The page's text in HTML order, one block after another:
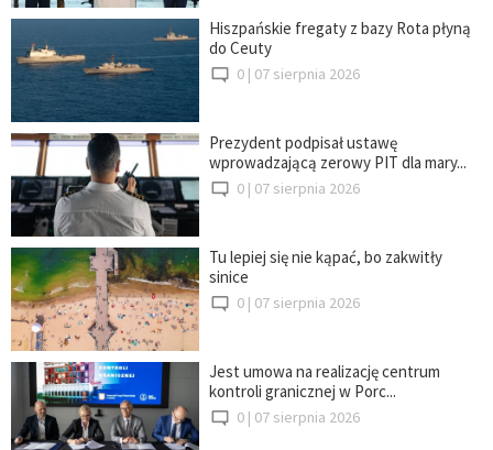
Hiszpańskie fregaty z bazy Rota płyną
do Ceuty
0 | 07 sierpnia 2026
Prezydent podpisał ustawę
wprowadzającą zerowy PIT dla mary...
0 | 07 sierpnia 2026
Tu lepiej się nie kąpać, bo zakwitły
sinice
0 | 07 sierpnia 2026
Jest umowa na realizację centrum
kontroli granicznej w Porc...
0 | 07 sierpnia 2026